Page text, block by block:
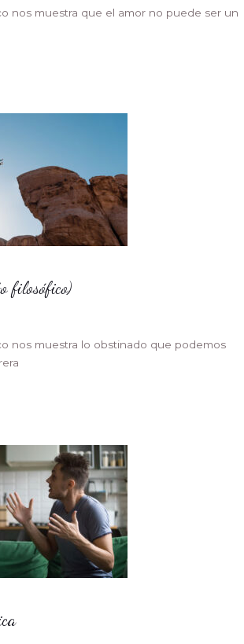
nos muestra que el amor no puede ser un
filosófico)
nos muestra lo obstinado que podemos